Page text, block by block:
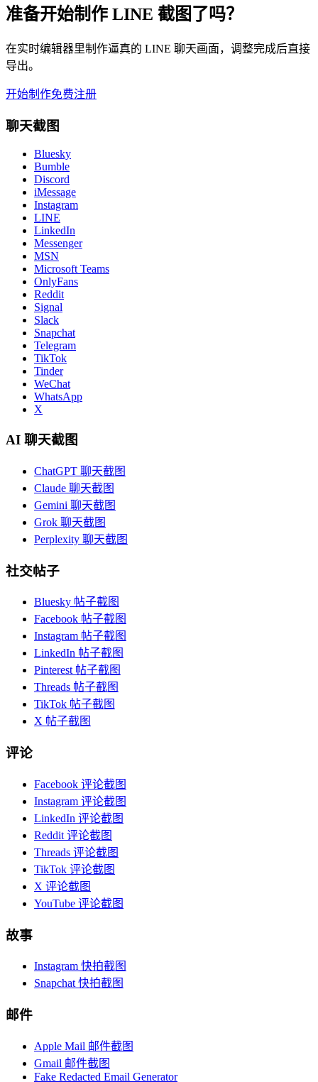
准备开始制作 LINE 截图了吗？
在实时编辑器里制作逼真的 LINE 聊天画面，调整完成后直接
导出。
开始制作免费注册
聊天截图
Bluesky
Bumble
Discord
iMessage
Instagram
LINE
LinkedIn
Messenger
MSN
Microsoft Teams
OnlyFans
Reddit
Signal
Slack
Snapchat
Telegram
TikTok
Tinder
WeChat
WhatsApp
X
AI 聊天截图
ChatGPT 聊天截图
Claude 聊天截图
Gemini 聊天截图
Grok 聊天截图
Perplexity 聊天截图
社交帖子
Bluesky 帖子截图
Facebook 帖子截图
Instagram 帖子截图
LinkedIn 帖子截图
Pinterest 帖子截图
Threads 帖子截图
TikTok 帖子截图
X 帖子截图
评论
Facebook 评论截图
Instagram 评论截图
LinkedIn 评论截图
Reddit 评论截图
Threads 评论截图
TikTok 评论截图
X 评论截图
YouTube 评论截图
故事
Instagram 快拍截图
Snapchat 快拍截图
邮件
Apple Mail 邮件截图
Gmail 邮件截图
Fake Redacted Email Generator